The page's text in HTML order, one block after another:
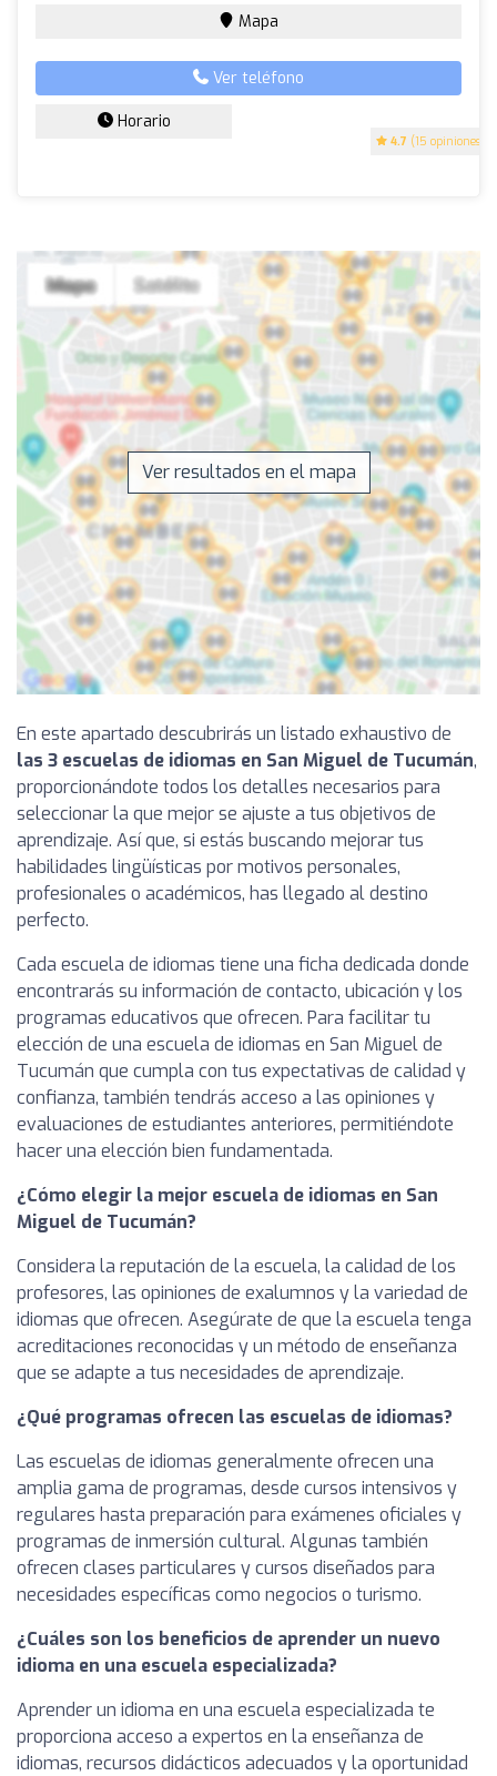
4.7 (15 opiniones)
Mapa
Ver teléfono
Horario
Ver resultados en el mapa
En este apartado descubrirás un listado exhaustivo de
las 3 escuelas de idiomas en San Miguel de Tucumán,
proporcionándote todos los detalles necesarios para
seleccionar la que mejor se ajuste a tus objetivos de
aprendizaje. Así que, si estás buscando mejorar tus
habilidades lingüísticas por motivos personales,
profesionales o académicos, has llegado al destino
perfecto.
Cada escuela de idiomas tiene una ficha dedicada donde
encontrarás su información de contacto, ubicación y los
programas educativos que ofrecen. Para facilitar tu
elección de una escuela de idiomas en San Miguel de
Tucumán que cumpla con tus expectativas de calidad y
confianza, también tendrás acceso a las opiniones y
evaluaciones de estudiantes anteriores, permitiéndote
hacer una elección bien fundamentada.
¿Cómo elegir la mejor escuela de idiomas en San
Miguel de Tucumán?
Considera la reputación de la escuela, la calidad de los
profesores, las opiniones de exalumnos y la variedad de
idiomas que ofrecen. Asegúrate de que la escuela tenga
acreditaciones reconocidas y un método de enseñanza
que se adapte a tus necesidades de aprendizaje.
¿Qué programas ofrecen las escuelas de idiomas?
Las escuelas de idiomas generalmente ofrecen una
amplia gama de programas, desde cursos intensivos y
regulares hasta preparación para exámenes oficiales y
programas de inmersión cultural. Algunas también
ofrecen clases particulares y cursos diseñados para
necesidades específicas como negocios o turismo.
¿Cuáles son los beneficios de aprender un nuevo
idioma en una escuela especializada?
Aprender un idioma en una escuela especializada te
proporciona acceso a expertos en la enseñanza de
idiomas, recursos didácticos adecuados y la oportunidad